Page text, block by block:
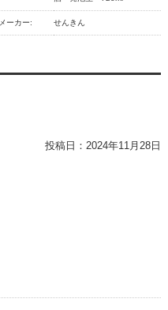
メーカー: せんきん
投稿日： 2024年11月28日